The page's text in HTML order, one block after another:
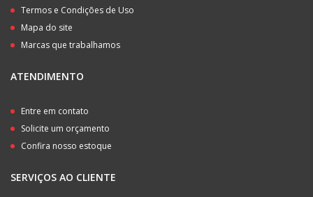
Termos e Condições de Uso
Mapa do site
Marcas que trabalhamos
ATENDIMENTO
Entre em contato
Solicite um orçamento
Confira nosso estoque
SERVIÇOS AO CLIENTE